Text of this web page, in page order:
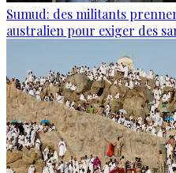
Sumud: des militants
australien pour exiger des